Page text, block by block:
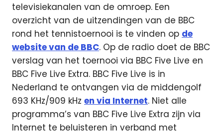
televisiekanalen van de omroep. Een
overzicht van de uitzendingen van de BBC
rond het tennistoernooi is te vinden op de
website van de BBC. Op de radio doet de BBC
verslag van het toernooi via BBC Five Live en
BBC Five Live Extra. BBC Five Live is in
Nederland te ontvangen via de middengolf
693 KHz/909 kHz en via Internet. Niet alle
programma’s van BBC Five Live Extra zijn via
Internet te beluisteren in verband met